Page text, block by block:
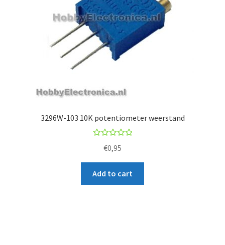
3296W-103 10K potentiometer weerstand
out
€0,95
Add to cart